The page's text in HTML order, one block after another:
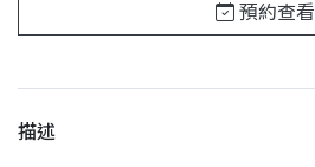
預約查看
描述